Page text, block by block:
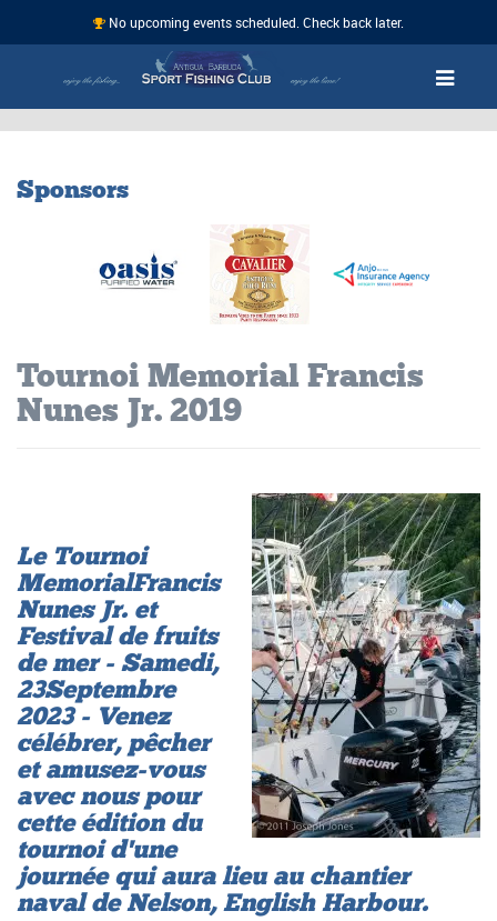
No upcoming events scheduled. Check back later.
Sponsors
Tournoi Memorial Francis
Nunes Jr. 2019
Le Tournoi
Memorial Francis
Nunes Jr. et
Festival de fruits
de mer - Samedi,
23 Septembre
2023 - Venez
célébrer, pêcher
et amusez-vous
avec nous pour
cette édition du
tournoi d'une
journée qui aura lieu au chantier
naval de Nelson, English Harbour.